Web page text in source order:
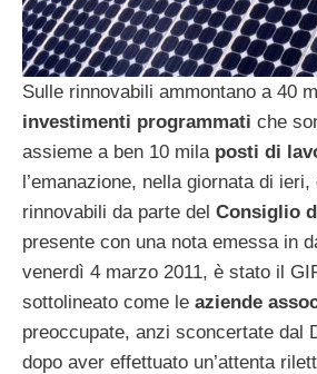
Sulle rinnovabili ammontano a 40
investimenti programmati che
assieme a ben 10 mila posti di
l’emanazione, nella giornata di
rinnovabili da parte del Consiglio
presente con una nota emessa in
venerdì 4 marzo 2011, è stato il
sottolineato come le aziende
preoccupate, anzi sconcertate dal
dopo aver effettuato un’attenta